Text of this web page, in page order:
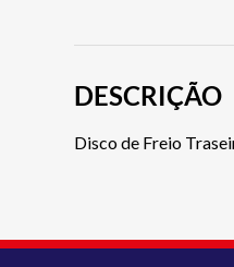
DESCRIÇÃO
Disco de Freio